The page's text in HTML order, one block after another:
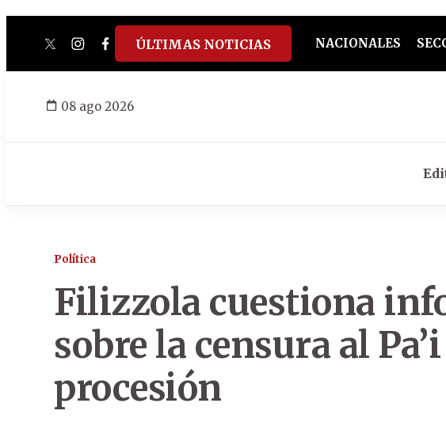
twitterinstagram
facebook
tiktokyoutube
spotify
ÚLTIMAS NOTICIAS NACIONALES
08 ago 2026
Política
Filizzola cuestiona
sobre la censura al
procesión